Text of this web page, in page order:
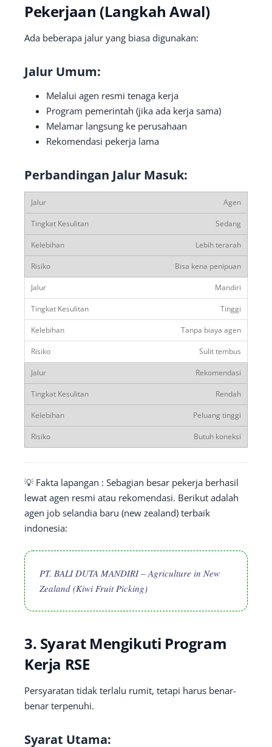
Pekerjaan (Langkah Awal)
Ada beberapa jalur yang biasa digunakan:
Jalur Umum:
Melalui agen resmi tenaga kerja
Program pemerintah (jika ada kerja sama)
Melamar langsung ke perusahaan
Rekomendasi pekerja lama
Perbandingan Jalur Masuk:
Agen
Sedang
Lebih terarah
Bisa kena penipuan
Mandiri
Tinggi
Tanpa biaya agen
Sulit tembus
Rekomendasi
Rendah
Peluang tinggi
Butuh koneksi
💡 Fakta lapangan : Sebagian besar pekerja berhasil
lewat agen resmi atau rekomendasi. Berikut adalah
agen job selandia baru (new zealand) terbaik
indonesia:
PT. BALI DUTA MANDIRI – Agriculture in New
Zealand (Kiwi Fruit Picking)
3. Syarat Mengikuti Program
Kerja RSE
Persyaratan tidak terlalu rumit, tetapi harus benar-
benar terpenuhi.
Syarat Utama: